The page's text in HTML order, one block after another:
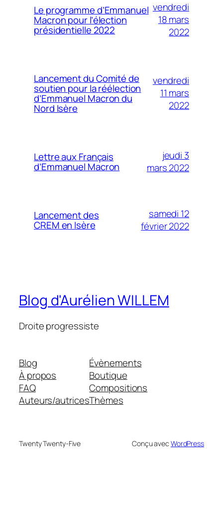
Le programme d’Emmanuel
Macron pour l’élection
présidentielle 2022
vendredi
18 mars
2022
Lancement du Comité de
soutien pour la réélection
d’Emmanuel Macron du
Nord Isère
vendredi
11 mars
2022
Lettre aux Français
d’Emmanuel Macron
jeudi 3
mars 2022
Lancement des
CREM en Isère
samedi 12
février 2022
Blog d'Aurélien WILLEM
Droite progressiste
Blog
À propos
FAQ
Auteurs/autrices
Évènements
Boutique
Compositions
Thèmes
Twenty Twenty-Five Conçu avec WordPress